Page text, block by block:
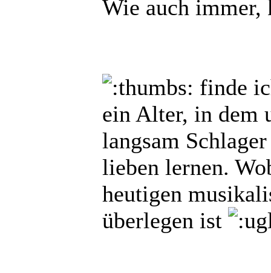
Wie auch immer,
finde
ein Alter, in dem
langsam
lieben lernen.
heutigen
überlegen ist